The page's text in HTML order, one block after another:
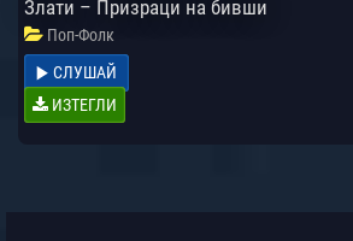
Злати – Призраци на бивши
Поп-Фолк
СЛУШАЙ
ИЗТЕГЛИ